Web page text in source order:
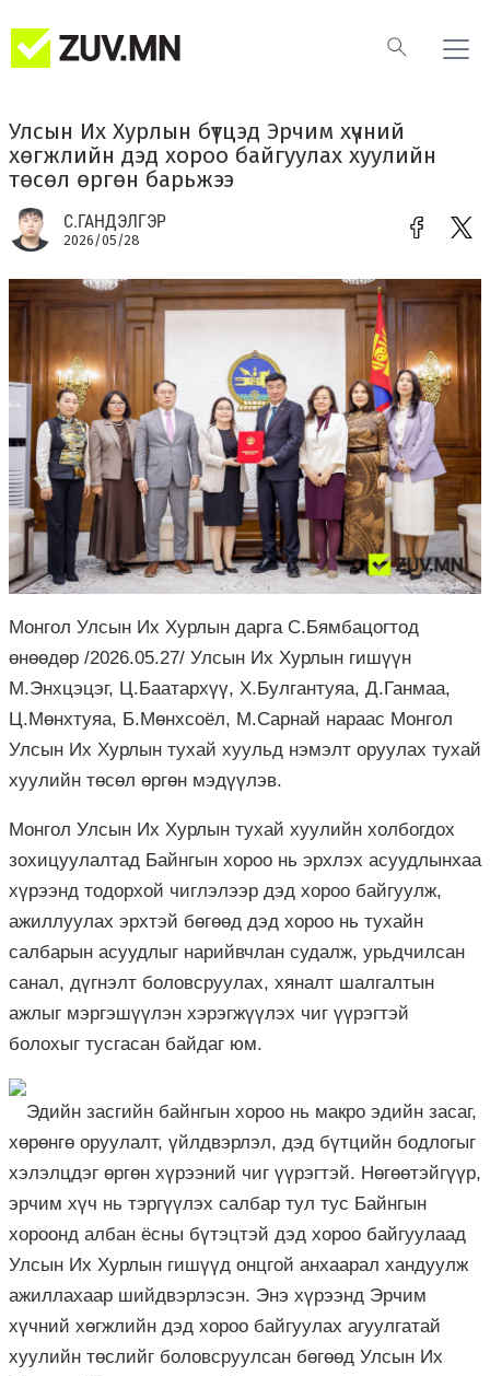
Улсын Их Хурлын бүтцэд Эрчим хүчний
хөгжлийн дэд хороо байгуулах хуулийн
төсөл өргөн барьжээ
С.ГАНДЭЛГЭР
2026/05/28
Монгол Улсын Их Хурлын дарга С.Бямбацогтод
өнөөдөр /2026.05.27/ Улсын Их Хурлын гишүүн
М.Энхцэцэг, Ц.Баатархүү, Х.Булгантуяа, Д.Ганмаа,
Ц.Мөнхтуяа, Б.Мөнхсоёл, М.Сарнай нараас Монгол
Улсын Их Хурлын тухай хуульд нэмэлт оруулах тухай
хуулийн төсөл өргөн мэдүүлэв.
Монгол Улсын Их Хурлын тухай хуулийн холбогдох
зохицуулалтад Байнгын хороо нь эрхлэх асуудлынхаа
хүрээнд тодорхой чиглэлээр дэд хороо байгуулж,
ажиллуулах эрхтэй бөгөөд дэд хороо нь тухайн
салбарын асуудлыг нарийвчлан судалж, урьдчилсан
санал, дүгнэлт боловсруулах, хяналт шалгалтын
ажлыг мэргэшүүлэн хэрэгжүүлэх чиг үүрэгтэй
болохыг тусгасан байдаг юм.
Эдийн засгийн байнгын хороо нь макро эдийн засаг,
хөрөнгө оруулалт, үйлдвэрлэл, дэд бүтцийн бодлогыг
хэлэлцдэг өргөн хүрээний чиг үүрэгтэй. Нөгөөтэйгүүр,
эрчим хүч нь тэргүүлэх салбар тул тус Байнгын
хороонд албан ёсны бүтэцтэй дэд хороо байгуулаад
Улсын Их Хурлын гишүүд онцгой анхаарал хандуулж
ажиллахаар шийдвэрлэсэн. Энэ хүрээнд Эрчим
хүчний хөгжлийн дэд хороо байгуулах агуулгатай
хуулийн төслийг боловсруулсан бөгөөд Улсын Их